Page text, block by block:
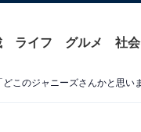
ライフ グルメ 社会
このジャニーズさんかと思い